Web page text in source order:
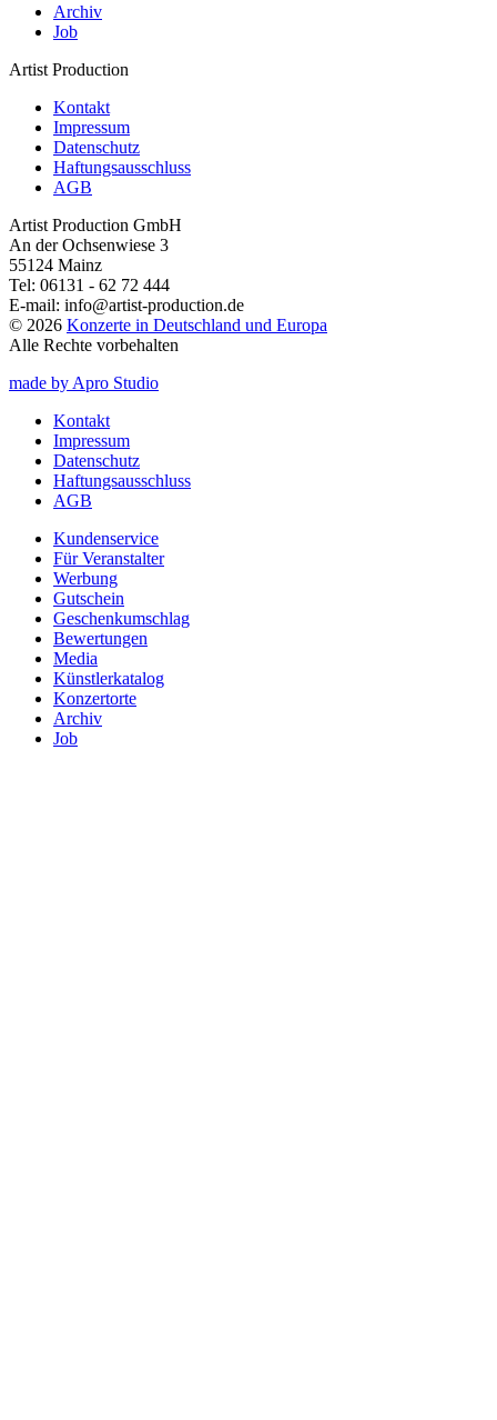
Archiv
Job
Artist Production
Kontakt
Impressum
Datenschutz
Haftungsausschluss
AGB
Artist Production GmbH
An der Ochsenwiese 3
55124 Mainz
Tel: 06131 - 62 72 444
E-mail: info@artist-production.de
© 2026 Konzerte in Deutschland und Europa
Alle Rechte vorbehalten
made by Apro Studio
Kontakt
Impressum
Datenschutz
Haftungsausschluss
AGB
Kundenservice
Für Veranstalter
Werbung
Gutschein
Geschenkumschlag
Bewertungen
Media
Künstlerkatalog
Konzertorte
Archiv
Job